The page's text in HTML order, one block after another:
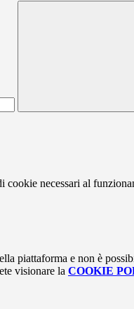
necessari al
piattaforma e non è
visionare la COOKIE